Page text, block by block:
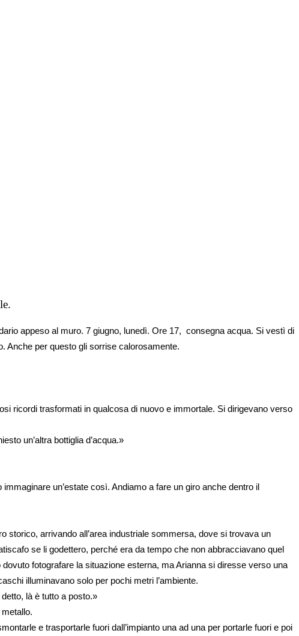
appeso al muro. 7 giugno, lunedì. Ore 17,  consegna acqua. Si vestì di
Anche per questo gli sorrise calorosamente.
ricordi trasformati in qualcosa di nuovo e immortale. Si dirigevano verso
un’altra bottiglia d’acqua.»
un’estate così. Andiamo a fare un giro anche dentro il
storico, arrivando all’area industriale sommersa, dove si trovava un
se li godettero, perché era da tempo che non abbracciavano quel
fotografare la situazione esterna, ma Arianna si diresse verso una
illuminavano solo per pochi metri l’ambiente.
là è tutto a posto.»
e trasportarle fuori dall’impianto una ad una per portarle fuori e poi